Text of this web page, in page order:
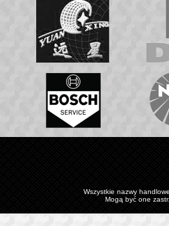
Wszystkie nazwy
Mogą być one